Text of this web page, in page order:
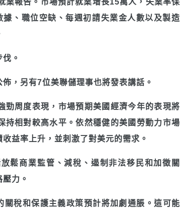
業報告。市場預計就業增長15萬人，失業率保
、職位空缺、每週初請失業金人數以及製造
。
，另有7位美聯儲理事也將發表講話。
勁周度表現，市場預期美國經濟今年的表現將
持相對較高水平。依然穩健的美國勞動力市場
益率上升，並刺激了對美元的需求。
鬆商業監管、減稅、遏制非法移民和加徵關
力。
稅和保護主義政策預計將加劇通脹。這可能